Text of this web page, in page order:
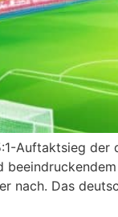
Auftaktsieg
nach. Das